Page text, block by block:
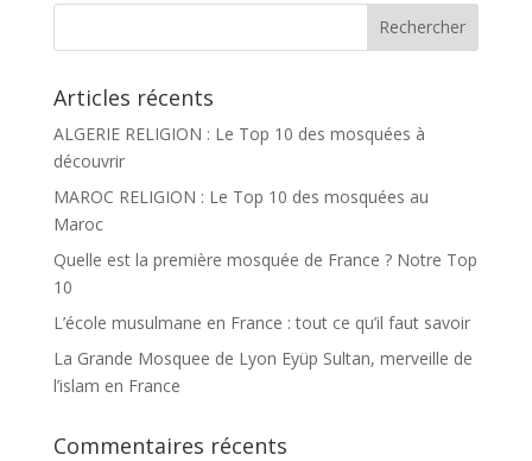
Articles récents
ALGERIE RELIGION : Le Top 10 des mosquées à
découvrir
MAROC RELIGION : Le Top 10 des mosquées au
Maroc
Quelle est la première mosquée de France ? Notre Top
10
L’école musulmane en France : tout ce qu’il faut savoir
La Grande Mosquee de Lyon Eyüp Sultan, merveille de
l’islam en France
Commentaires récents